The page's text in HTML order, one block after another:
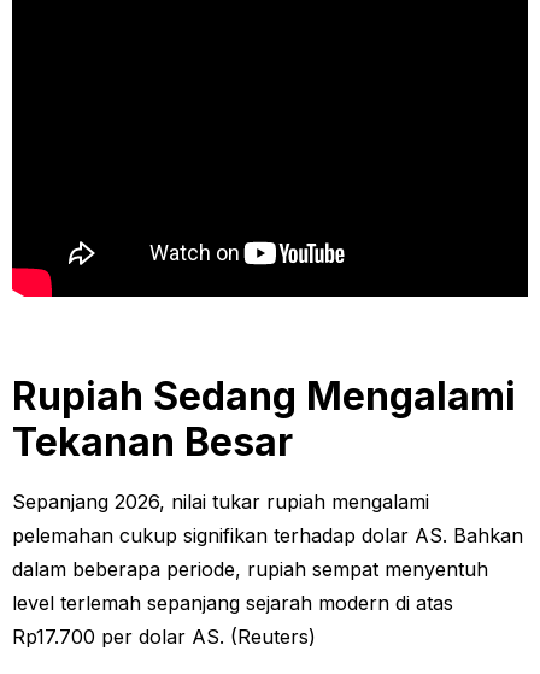
Rupiah Sedang Mengalami
Tekanan Besar
Sepanjang 2026, nilai tukar rupiah mengalami
pelemahan cukup signifikan terhadap dolar AS. Bahkan
dalam beberapa periode, rupiah sempat menyentuh
level terlemah sepanjang sejarah modern di atas
Rp17.700 per dolar AS. (Reuters)